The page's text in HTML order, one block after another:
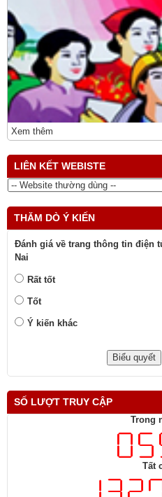
Xem thêm
LIÊN KẾT WEBISTE
THĂM DÒ Ý KIẾN
Đánh giá về trang thông tin điện
Nai
Rất tốt
Tốt
Ý kiến khác
SỐ LƯỢT TRUY CẬP
Trong
Tất